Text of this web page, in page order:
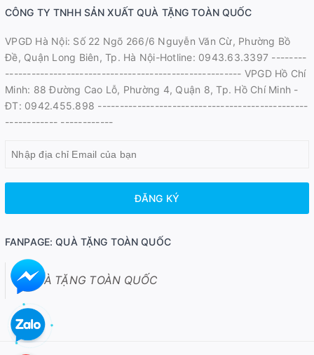
CÔNG TY TNHH SẢN XUẤT QUÀ TẶNG TOÀN QUỐC
VPGD Hà Nội: Số 22 Ngõ 266/6 Nguyễn Văn Cừ, Phường Bồ
Đề, Quận Long Biên, Tp. Hà Nội-Hotline: 0943.63.3397 --------
------------------------------------------------------ VPGD Hồ Chí
Minh: 88 Đường Cao Lỗ, Phường 4, Quận 8, Tp. Hồ Chí Minh -
ĐT: 0942.455.898 ------------------------------------------------
------------ ------------
ĐĂNG KÝ
FANPAGE: QUÀ TẶNG TOÀN QUỐC
QUÀ TẶNG TOÀN QUỐC